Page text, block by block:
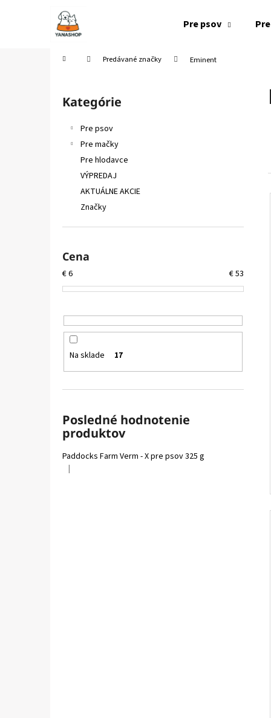
Pre psov
Domov Predávané značky Eminent
Preskočiť
kategórie
Kategórie
Pre psov
Pre mačky
Pre hlodavce
VÝPREDAJ
AKTUÁLNE AKCIE
Značky
Cena
€6 €53
Na sklade 17
Posledné hodnotenie
produktov
Paddocks Farm Verm - X pre psov 325 g
Hodnotenie produktu je 5 z 5 hviezdičiek.
|
Späť
Späť
VETAPRO URINOCAT 30 CPS.
€12,35